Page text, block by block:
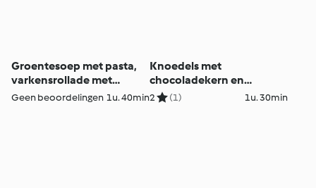
Groentesoep met pasta,
varkensrollade met
groenten, puddinkjes,
Geen beoordelingen 1u. 40min
Knoedels met
chocoladekern en
kersensaus
2 (1) 1u. 30min